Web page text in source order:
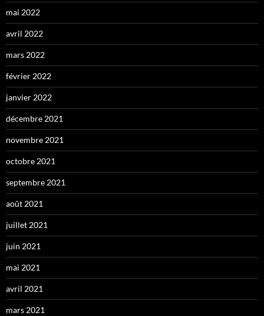
mai 2022
avril 2022
mars 2022
février 2022
janvier 2022
décembre 2021
novembre 2021
octobre 2021
septembre 2021
août 2021
juillet 2021
juin 2021
mai 2021
avril 2021
mars 2021